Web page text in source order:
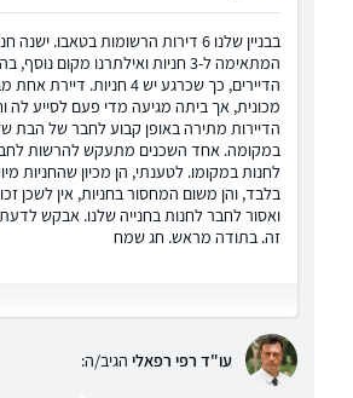
בבניין שלנו 6 דירות הרשומות בטאבו.
המתאימה ל-3 חניות ואילתרנו מקום
הדיירים, כך שכרגע יש 4 חניות.
מכונית, אך ביתה מגיעה מדי פעם לסייע לה
הדיירות מתירה באופן קבוע לחבר של הבת
במקומה. אחד השכנים מתעקש להרשות
לחנות במקומו. לטענתי, הן מכיון שהחניות
בלבד, והן משום המחסור בחניות, אין לשכן
ואסור לחבר לחנות בחנייה שלנו. אבקש
זה. בתודה מראש. חג שמח
עו"ד רפי רפאלי הגיב/ה: